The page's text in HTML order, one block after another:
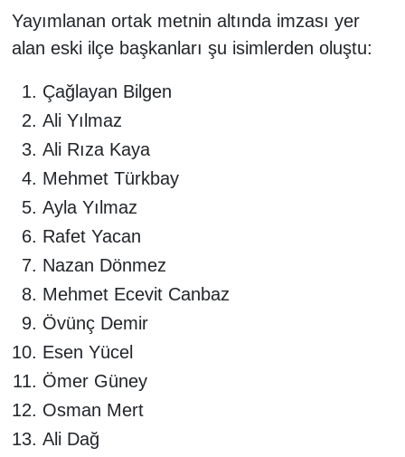
Yayımlanan ortak metnin altında imzası yer
alan eski ilçe başkanları şu isimlerden oluştu:
Çağlayan Bilgen
Ali Yılmaz
Ali Rıza Kaya
Mehmet Türkbay
Ayla Yılmaz
Rafet Yacan
Nazan Dönmez
Mehmet Ecevit Canbaz
Övünç Demir
Esen Yücel
Ömer Güney
Osman Mert
Ali Dağ